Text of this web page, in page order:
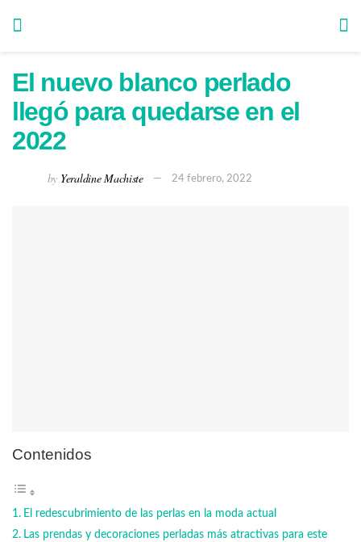
El nuevo blanco perlado
llegó para quedarse en el
2022
by Yeraldine Machiste 24 febrero, 2022
Contenidos
El redescubrimiento de las perlas en la moda actual
Las prendas y decoraciones perladas más atractivas para este